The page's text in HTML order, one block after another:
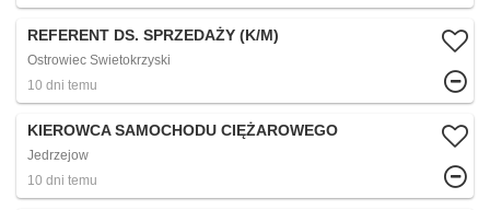
REFERENT DS. SPRZEDAŻY (K/M)
Ostrowiec Swietokrzyski
10 dni temu
KIEROWCA SAMOCHODU CIĘŻAROWEGO
Jedrzejow
10 dni temu